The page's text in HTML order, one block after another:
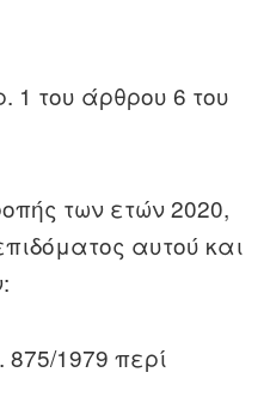
1 του άρθρου 6 του
των ετών 2020,
αυτού και
1979 περί